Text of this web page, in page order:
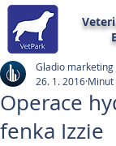
Operace
fenka Izzie
Gladio marketing
26. 1. 2016 Minut